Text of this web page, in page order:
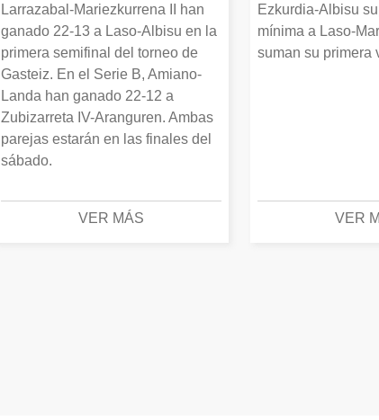
Larrazabal-Mariezkurrena II han
ganado 22-13 a Laso-Albisu en la
primera semifinal del torneo de
Gasteiz. En el Serie B, Amiano-
Landa han ganado 22-12 a
Zubizarreta IV-Aranguren. Ambas
parejas estarán en las finales del
sábado.
VER MÁS
Ezkurdia-Albisu
mínima a Laso-
suman su primera
VER